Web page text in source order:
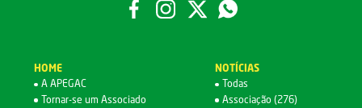
HOME
A APEGAC
Tornar-se um Associado
NOTÍCIAS
Todas
Associação (276)